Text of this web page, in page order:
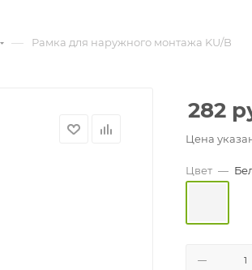
— Рамка для наружного монтажа KU/B
282
Цена
Цвет —